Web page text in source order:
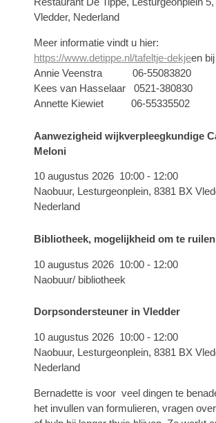
Vledder, Nederland
Meer informatie vindt u hier:
https://www.detippe.nl/tafeltje-dekjeen bij
Annie Veenstra 06-55083820
Kees van Hasselaar 0521-380830
Annette Kiewiet 06-55335502
Aanwezigheid wijkverpleegkundige
Meloni
10 augustus 2026 10:00 - 12:00
Naobuur, Lesturgeonplein, 8381 BX
Nederland
Bibliotheek, mogelijkheid om te ruilen
10 augustus 2026 10:00 - 12:00
Naobuur/ bibliotheek
Dorpsondersteuner in Vledder
10 augustus 2026 10:00 - 12:00
Naobuur, Lesturgeonplein, 8381 BX
Nederland
Bernadette is voor veel dingen te
het invullen van formulieren, vragen